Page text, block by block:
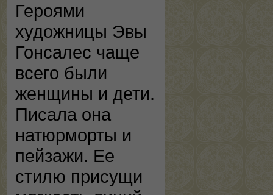
Героями
художницы Эвы
Гонсалес чаще
всего были
женщины и дети.
Писала она
натюрморты и
пейзажи. Ее
стилю присущи